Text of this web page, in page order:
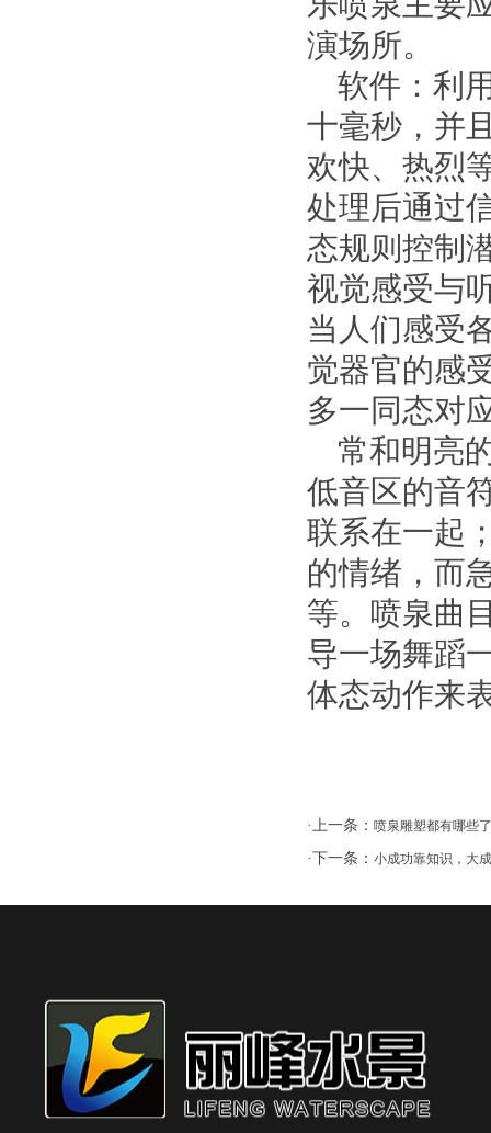
演场所。
软件：利
十毫秒，并
欢快、热烈
处理后通过
态规则控制
视觉感受与
当人们感受
觉器官的感
多一同态对
常和明亮
低音区的音
联系在一起
的情绪，而
等。喷泉曲
导一场舞蹈
体态动作来
·上一条： 喷泉雕塑都有哪些
·下一条： 小成功靠知识，大